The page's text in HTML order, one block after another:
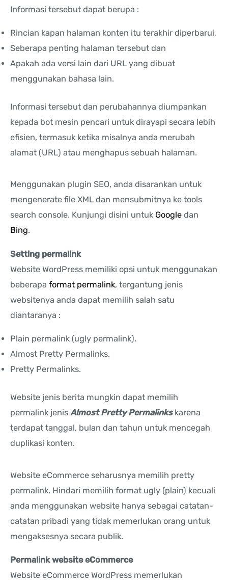
Informasi tersebut dapat berupa :
Rincian kapan halaman konten itu terakhir diperbarui,
Seberapa penting halaman tersebut dan
Apakah ada versi lain dari URL yang dibuat
menggunakan bahasa lain.
Informasi tersebut dan perubahannya diumpankan
kepada bot mesin pencari untuk dirayapi secara lebih
efisien, termasuk ketika misalnya anda merubah
alamat (URL) atau menghapus sebuah halaman.
Menggunakan plugin SEO, anda disarankan untuk
mengenerate file XML dan mensubmitnya ke tools
search console. Kunjungi disini untuk Google dan
Bing.
Setting permalink
Website WordPress memiliki opsi untuk menggunakan
beberapa format permalink, tergantung jenis
websitenya anda dapat memilih salah satu
diantaranya :
Plain permalink (ugly permalink).
Almost Pretty Permalinks.
Pretty Permalinks.
Website jenis berita mungkin dapat memilih
permalink jenis Almost Pretty Permalinkskarena
terdapat tanggal, bulan dan tahun untuk mencegah
duplikasi konten.
Website eCommerce seharusnya memilih pretty
permalink. Hindari memilih format ugly (plain) kecuali
anda menggunakan website hanya sebagai catatan-
catatan pribadi yang tidak memerlukan orang untuk
mengaksesnya secara publik.
Permalink website eCommerce
Website eCommerce WordPress memerlukan